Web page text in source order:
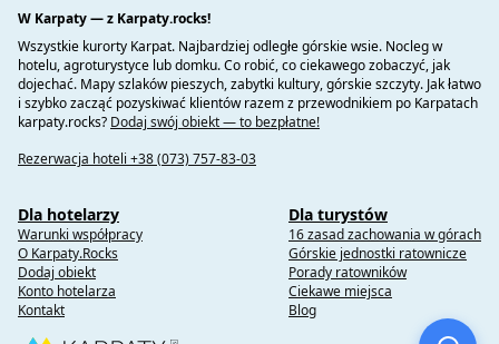
W Karpaty — z Karpaty.rocks!
Wszystkie kurorty Karpat. Najbardziej odległe górskie wsie. Nocleg w
hotelu, agroturystyce lub domku. Co robić, co ciekawego zobaczyć, jak
dojechać. Mapy szlaków pieszych, zabytki kultury, górskie szczyty. Jak łatwo
i szybko zacząć pozyskiwać klientów razem z przewodnikiem po Karpatach
karpaty.rocks? Dodaj swój obiekt — to bezpłatne!
Rezerwacja hoteli +38 (073) 757-83-03
Dla hotelarzy
Warunki współpracy
O Karpaty.Rocks
Dodaj obiekt
Konto hotelarza
Kontakt
Dla turystów
16 zasad zachowania w górach
Górskie jednostki ratownicze
Porady ratowników
Ciekawe miejsca
Blog